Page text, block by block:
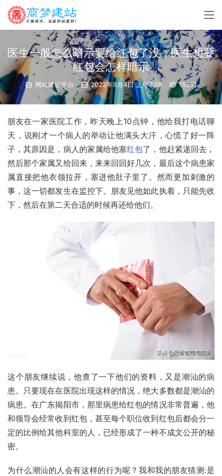
医生一般怎么暗示要给红包了没，医生想要
红包会怎样暗示
网站建设平台 2022年9月4日 上午7:26 18251
朋友在一家医院工作，昨天晚上10点钟，他给我打电话聊
天，说刚才一个病人的举动让他满头大汗，心慌了好一阵
子，其原因是，病人的家属给他塞红包了，他赶紧递回去，
然后那个家属又给回来，来来回回好几次，最后这个病患家
属直接把他衣领拉开，塞进他肚子里了。然而更加刺激的
事，这一切都发生在监控下。朋友见他如此执着，只能先收
下，然后在第二天合适的时候再还给他们。
这个朋友继续说，他查了一下他们的资料，又是潮汕的病
患。只要现在在医院出现这样的情况，绝大多数都是潮汕的
病患。在广东揭阳市，那里病患给红包的情况非常普遍，他
和领导会经常收到红包，甚至每个职位收到红包后都会分一
定的比例给其他科室的人，已经形成了一种不成文公开的秘
密。
为什么潮汕的人会有这样的行为呢？我和我的朋友猜测:是